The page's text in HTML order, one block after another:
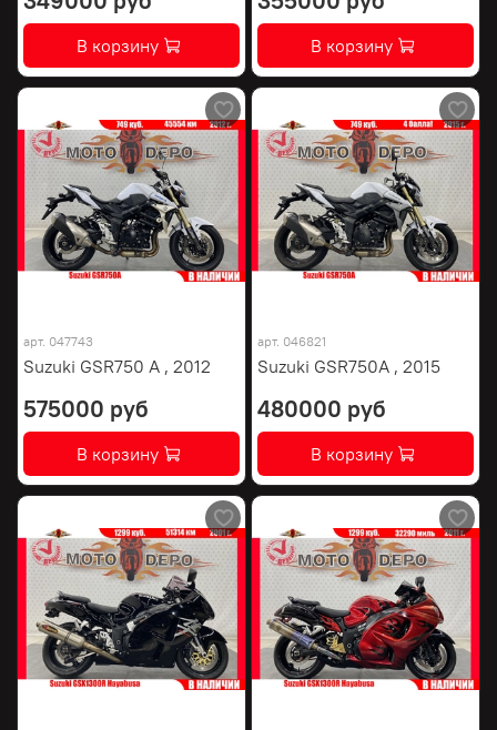
В корзину В корзину
арт. 047743
Suzuki GSR750 A , 2012
575000 руб
В корзину
арт. 046821
Suzuki GSR750A , 2015
480000 руб
В корзину